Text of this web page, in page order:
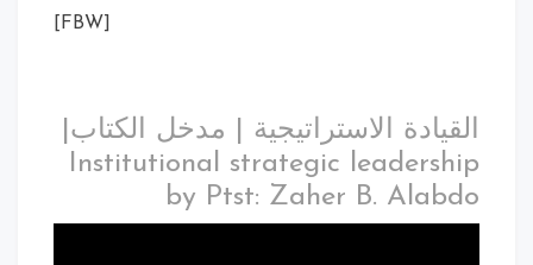
[FBW]
القيادة الاستراتيجية | مدخل الكتاب|
Institutional strategic leadership
by Ptst: Zaher B. Alabdo